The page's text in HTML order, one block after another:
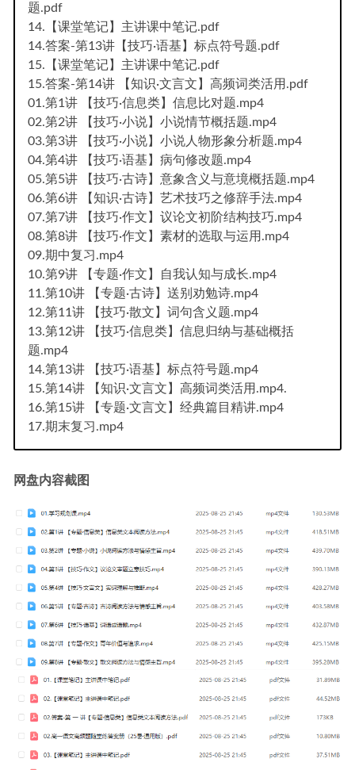
题.pdf
14.【课堂笔记】主讲课中笔记.pdf
14.答案-第13讲【技巧·语基】标点符号题.pdf
15.【课堂笔记】主讲课中笔记.pdf
15.答案-第14讲 【知识·文言文】高频词类活用.pdf
01.第1讲 【技巧·信息类】信息比对题.mp4
02.第2讲 【技巧·小说】小说情节概括题.mp4
03.第3讲 【技巧·小说】小说人物形象分析题.mp4
04.第4讲 【技巧·语基】病句修改题.mp4
05.第5讲 【技巧·古诗】意象含义与意境概括题.mp4
06.第6讲 【知识·古诗】艺术技巧之修辞手法.mp4
07.第7讲 【技巧·作文】议论文初阶结构技巧.mp4
08.第8讲 【技巧·作文】素材的选取与运用.mp4
09.期中复习.mp4
10.第9讲 【专题·作文】自我认知与成长.mp4
11.第10讲 【专题·古诗】送别劝勉诗.mp4
12.第11讲 【技巧·散文】词句含义题.mp4
13.第12讲 【技巧·信息类】信息归纳与基础概括
题.mp4
14.第13讲 【技巧·语基】标点符号题.mp4
15.第14讲 【知识·文言文】高频词类活用.mp4.
16.第15讲 【专题·文言文】经典篇目精讲.mp4
17.期末复习.mp4
网盘内容截图